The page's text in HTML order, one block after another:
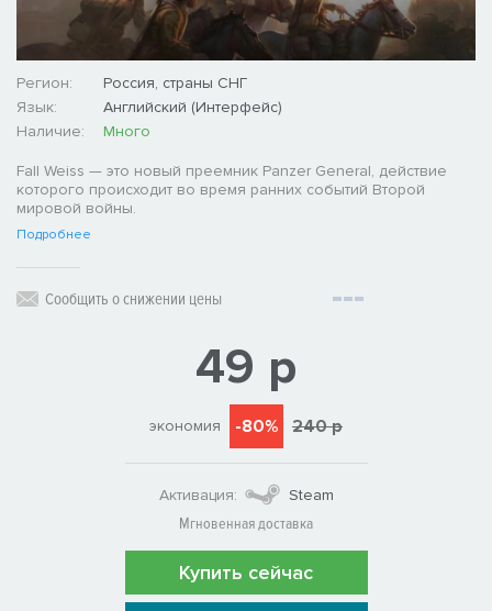
Регион:
Россия, страны СНГ
Язык:
Английский (Интерфейс)
Наличие:
Много
Fall Weiss — это новый преемник Panzer General, действие
которого происходит во время ранних событий Второй
мировой войны.
Подробнее
Сообщить о снижении цены
49 р
экономия -80% 240 р
Активация:
Steam
Мгновенная доставка
Купить сейчас